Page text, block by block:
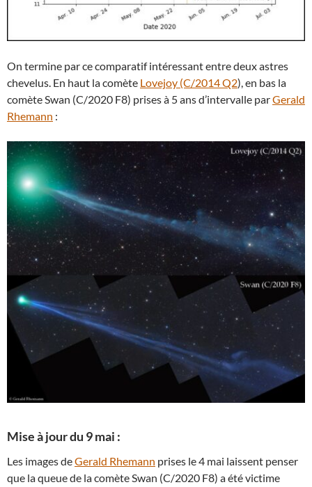
On termine par ce comparatif intéressant entre deux astres
chevelus. En haut la comète Lovejoy (C/2014 Q2), en bas la
comète Swan (C/2020 F8) prises à 5 ans d’intervalle parGerald
Rhemann :
Mise à jour du 9 mai :
Les images deGerald Rhemann prises le 4 mai laissent penser
que la queue de la comète Swan (C/2020 F8) a été victime